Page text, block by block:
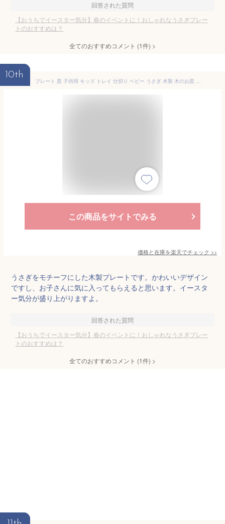
回答された質問
【おうちでイースター気分】春のイベントに！おしゃれなうさぎプレー
トのおすすめは？
全てのおすすめコメント (1件) >
10th
プレート 皿 子供用 キッズ トレイ 仕切り ベビー うさぎ 木製 木のお皿 ウッド ワンプレート キッズプレート ランチプレート【送料無料】 ポイント消化
この商品をサイトでみる
価格と在庫を楽天でチェック >>
うさぎをモチーフにした木製プレートです。かわいいデザイン
ですし、お子さんに気に入ってもらえると思います。イースタ
ー気分が盛り上がりますよ。
回答された質問
【おうちでイースター気分】春のイベントに！おしゃれなうさぎプレー
トのおすすめは？
全てのおすすめコメント (1件) >